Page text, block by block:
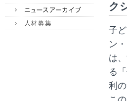
ク
子
ン
は
る
利